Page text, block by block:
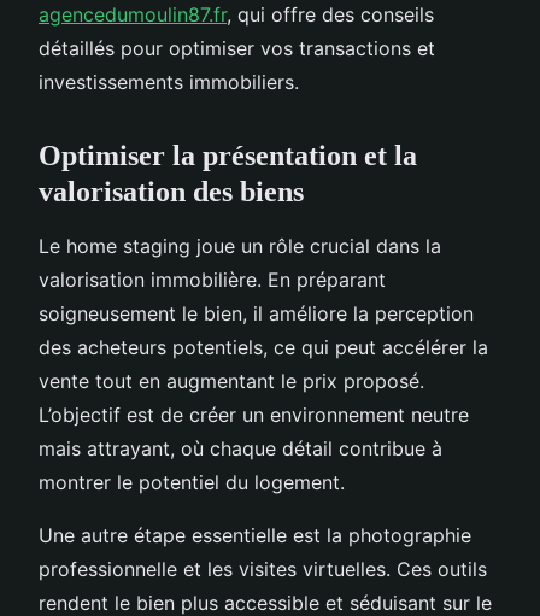
agencedumoulin87.fr, qui offre des conseils
détaillés pour optimiser vos transactions et
investissements immobiliers.
Optimiser la présentation et la
valorisation des biens
Le home staging joue un rôle crucial dans la
valorisation immobilière. En préparant
soigneusement le bien, il améliore la perception
des acheteurs potentiels, ce qui peut accélérer la
vente tout en augmentant le prix proposé.
L’objectif est de créer un environnement neutre
mais attrayant, où chaque détail contribue à
montrer le potentiel du logement.
Une autre étape essentielle est la photographie
professionnelle et les visites virtuelles. Ces outils
rendent le bien plus accessible et séduisant sur le